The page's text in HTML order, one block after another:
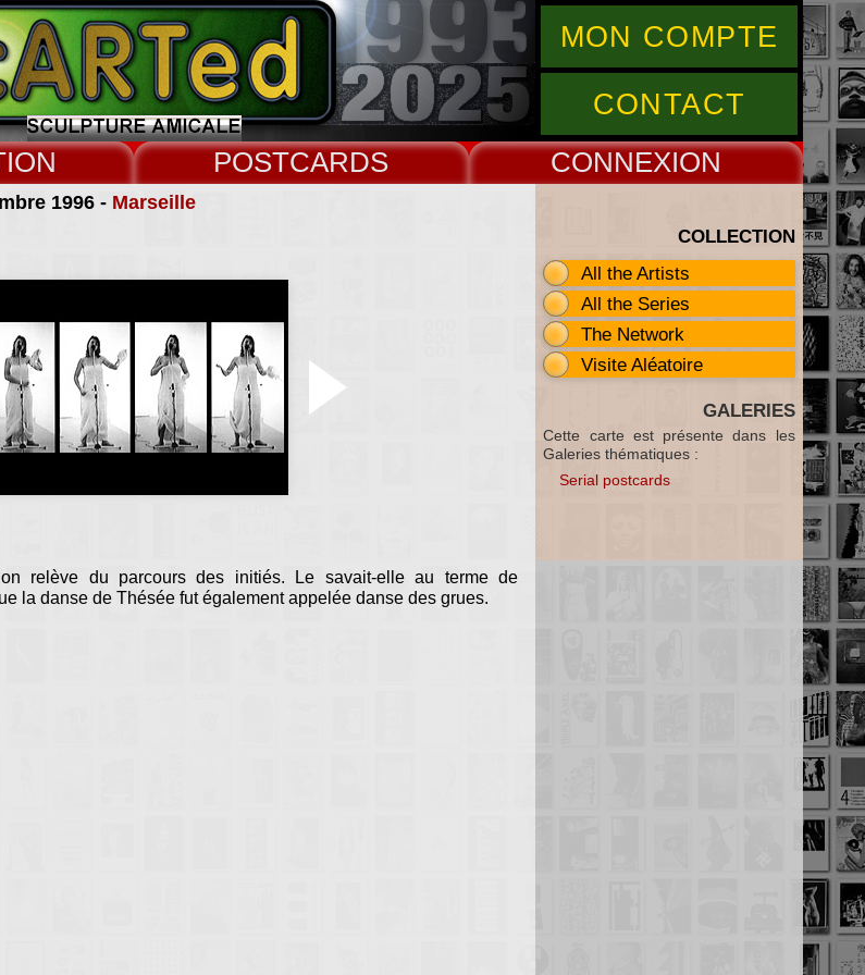
MON COMPTE
CONTACT
CARDS CONNEX
1996 - Marseille
relève du parcours des initiés. Le savait-elle au terme de
la danse de Thésée fut également appelée danse des grues.
COLLECTION
All the Artists
All the Series
The Network
Visite Aléatoire
GALERIES
Cette carte est présente dans les
Galeries thématiques :
Serial postcards